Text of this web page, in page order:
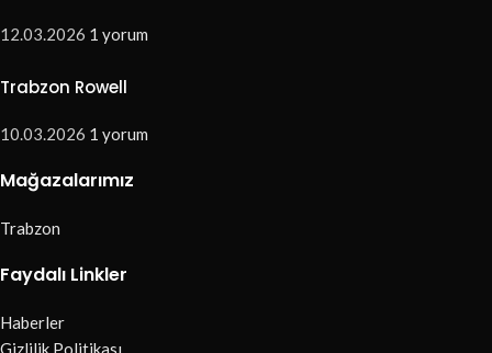
12.03.2026 1 yorum
Trabzon Rowell
10.03.2026 1 yorum
Mağazalarımız
Trabzon
Faydalı Linkler
Haberler
Gizlilik Politikası